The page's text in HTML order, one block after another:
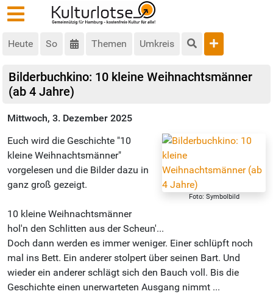
Heute So Themen Umkreis
Bilderbuchkino: 10 kleine Weihnachtsmänner
(ab 4 Jahre)
Mittwoch, 3. Dezember 2025
Foto: Symbolbild
Euch wird die Geschichte "10
kleine Weihnachtsmänner"
vorgelesen und die Bilder dazu in
ganz groß gezeigt.
10 kleine Weihnachtsmänner
hol'n den Schlitten aus der Scheun'...
Doch dann werden es immer weniger. Einer schlüpft noch
mal ins Bett. Ein anderer stolpert über seinen Bart. Und
wieder ein anderer schlägt sich den Bauch voll. Bis die
Geschichte einen unerwarteten Ausgang nimmt ...